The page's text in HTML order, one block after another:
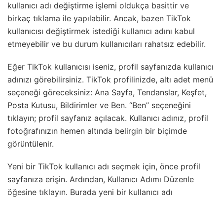
kullanıcı adı değiştirme işlemi oldukça basittir ve
birkaç tıklama ile yapılabilir. Ancak, bazen TikTok
kullanıcısı değiştirmek istediği kullanıcı adını kabul
etmeyebilir ve bu durum kullanıcıları rahatsız edebilir.
Eğer TikTok kullanıcısı iseniz, profil sayfanızda kullanıcı
adınızı görebilirsiniz. TikTok profilinizde, altı adet menü
seçeneği göreceksiniz: Ana Sayfa, Tendanslar, Keşfet,
Posta Kutusu, Bildirimler ve Ben. “Ben” seçeneğini
tıklayın; profil sayfanız açılacak. Kullanıcı adınız, profil
fotoğrafınızın hemen altında belirgin bir biçimde
görüntülenir.
Yeni bir TikTok kullanıcı adı seçmek için, önce profil
sayfanıza erişin. Ardından, Kullanıcı Adımı Düzenle
öğesine tıklayın. Burada yeni bir kullanıcı adı